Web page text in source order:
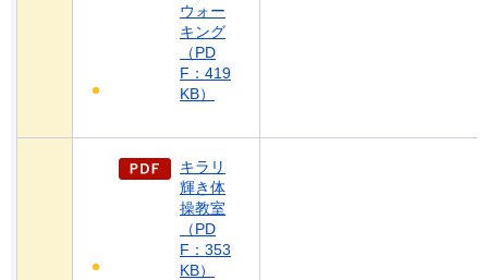
ウォー
キング
（PD
F：419
KB）
キラリ
輝き体
操教室
（PD
F：353
KB）